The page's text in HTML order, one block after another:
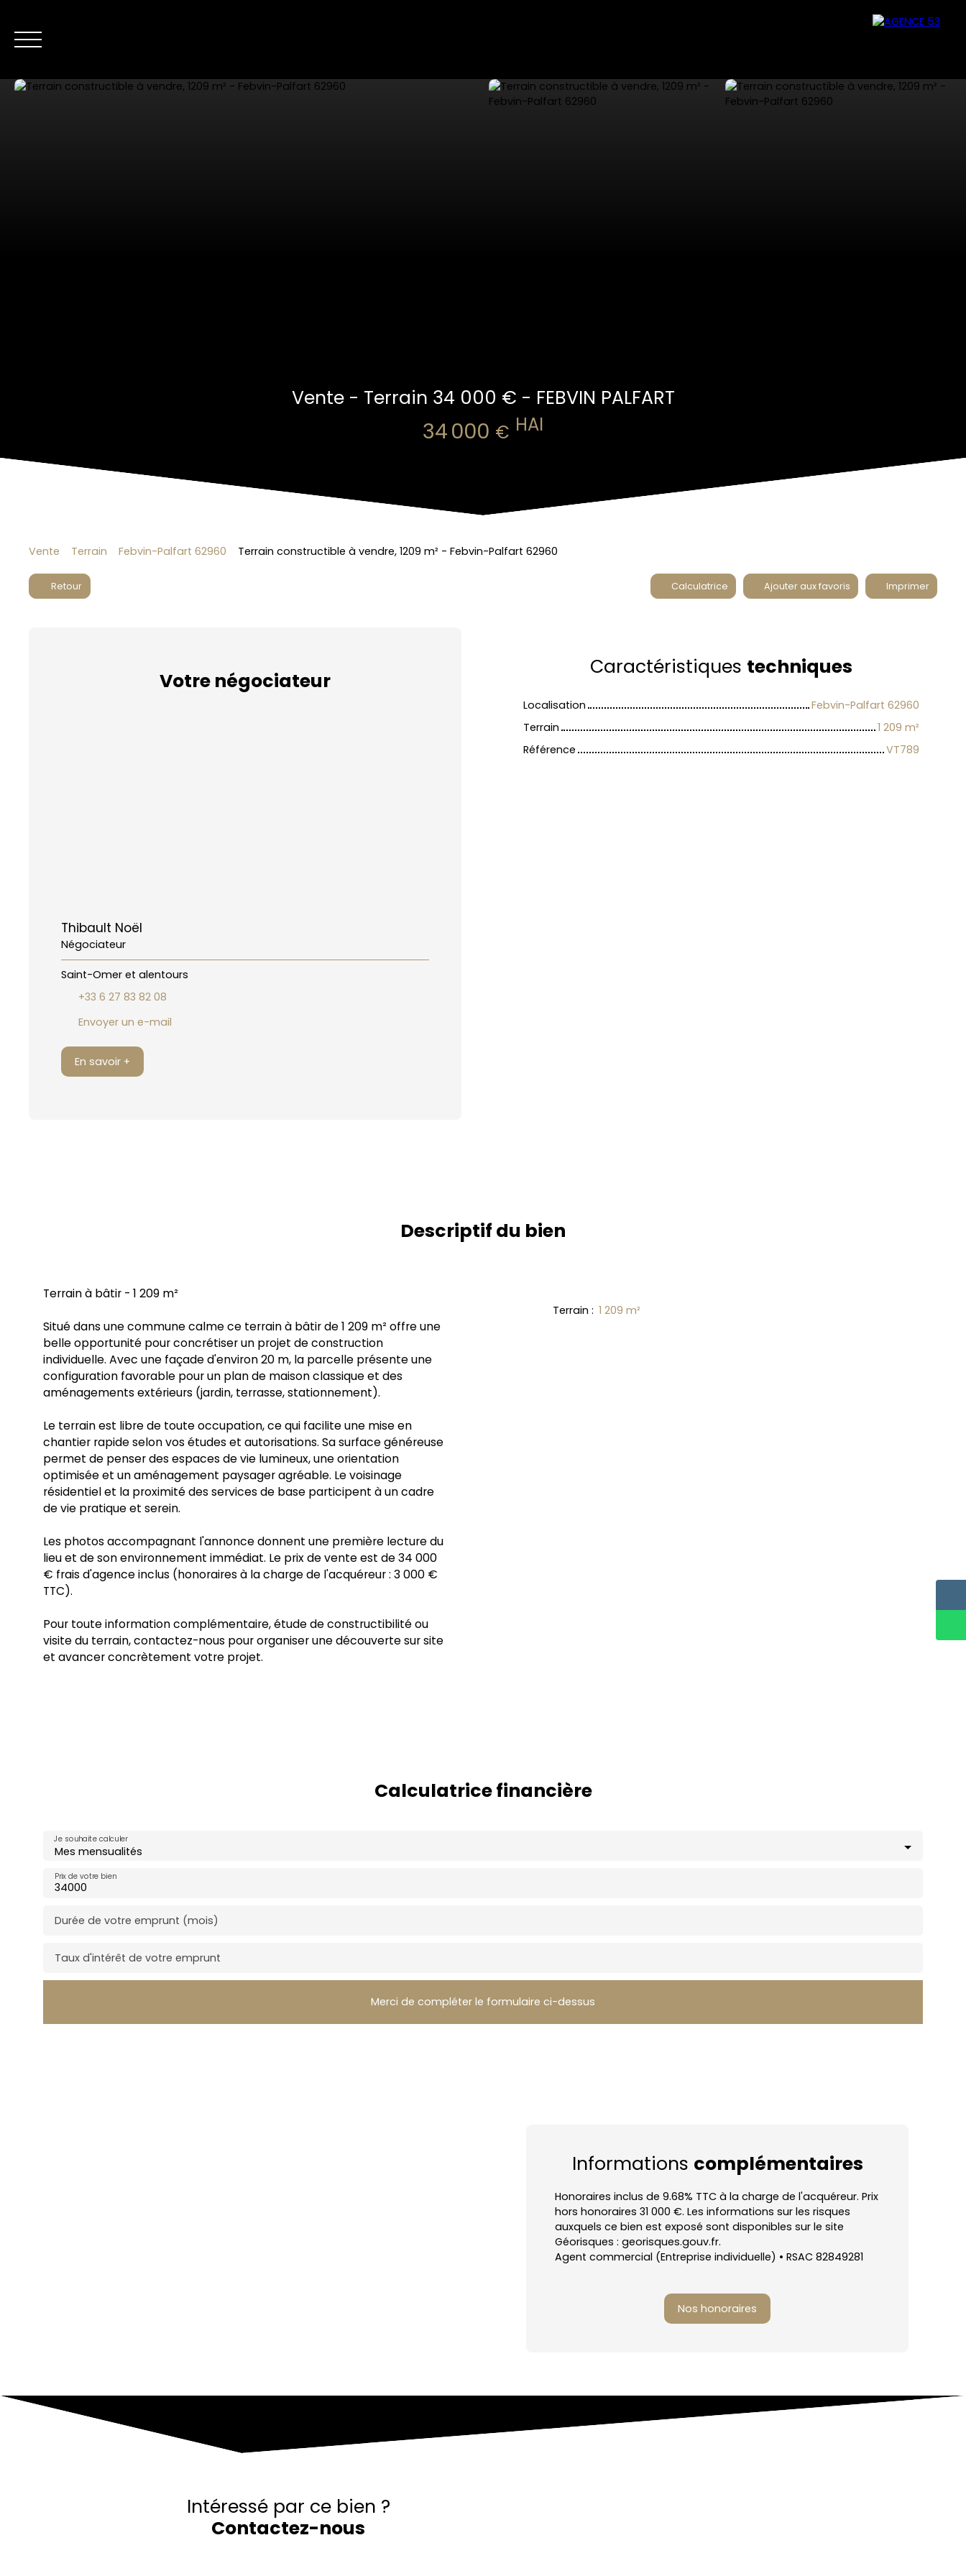
Vente - Terrain 34 000 € - FEBVIN PALFART
34 000 € HAI
Vente Terrain Febvin-Palfart 62960 Terrain constructible à vendre, 1209 m² - Febvin-Palfart 62960
Retour Calculatrice Ajouter aux favoris Imprimer
Votre négociateur
Thibault Noël
Négociateur
Saint-Omer et alentours
+33 6 27 83 82 08
Envoyer un e-mail
En savoir +
Caractéristiques techniques
Localisation
Febvin-Palfart 62960
Terrain
1 209 m²
Référence
VT789
Descriptif du bien
Terrain à bâtir - 1 209 m²
Situé dans une commune calme ce terrain à bâtir de 1 209 m² offre une
belle opportunité pour concrétiser un projet de construction
individuelle. Avec une façade d'environ 20 m, la parcelle présente une
configuration favorable pour un plan de maison classique et des
aménagements extérieurs (jardin, terrasse, stationnement).
Le terrain est libre de toute occupation, ce qui facilite une mise en
chantier rapide selon vos études et autorisations. Sa surface généreuse
permet de penser des espaces de vie lumineux, une orientation
optimisée et un aménagement paysager agréable. Le voisinage
résidentiel et la proximité des services de base participent à un cadre
de vie pratique et serein.
Les photos accompagnant l'annonce donnent une première lecture du
lieu et de son environnement immédiat. Le prix de vente est de 34 000
€ frais d'agence inclus (honoraires à la charge de l'acquéreur : 3 000 €
TTC).
Pour toute information complémentaire, étude de constructibilité ou
visite du terrain, contactez-nous pour organiser une découverte sur site
et avancer concrètement votre projet.
Terrain : 1 209 m²
Calculatrice financière
Mes mensualités
Je souhaite calculer
Prix de votre bien
Durée de votre emprunt (mois)
Taux d'intérêt de votre emprunt
Merci de compléter le formulaire ci-dessus
Informations complémentaires
Honoraires inclus de 9.68% TTC à la charge de l'acquéreur. Prix
hors honoraires 31 000 €. Les informations sur les risques
auxquels ce bien est exposé sont disponibles sur le site
Géorisques : georisques.gouv.fr.
Agent commercial (Entreprise individuelle) • RSAC 82849281
Nos honoraires
Intéressé par ce bien ?
Contactez-nous